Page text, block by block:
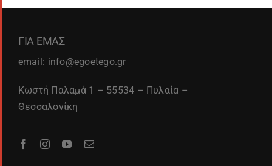
ΓΙΑ ΕΜΑΣ
email: info@egoetego.gr
Κωστή Παλαμά 1 – 55534 – Πυλαία –
Θεσσαλονίκη